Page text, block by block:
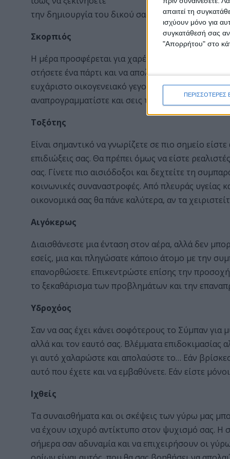
απαιτεί τη
ισχύουν μόνο για
συγκατάθεσή σας
"Απορρήτου" στο
ΠΕΡΙΣΣΟΤΕΡΕΣ
την δημιουργία του δικού σας ιστότοπου.
Σκορπιός
Η μέρα προσφέρεται για χαρές και γλέντια! Είναι
στήσετε ένα πάρτι και να απολαύσετε την
ευχάριστο οικογενειακό γεγονός θα σας δώσει
αναπρογραμματίστε και σεις τις δράσεις, ώστε να
Τοξότης
Είναι σημαντικό να γνωρίζετε σε πιο σημείο
επιδιώξεις σας. Θα πρέπει όμως να είστε
σας. Γίνετε πιο αισιόδοξοι και δεχτείτε τη
κοινωνικές συναναστροφές. Από πλευράς υγείας
οικονομικά σας θα πάνε καλύτερα, αν τα
Αιγόκερως
Διαισθάνεστε μια ένταση στον αέρα, αλλά δεν
εσείς, μια και πληγώσατε κάποιο άτομο με την
επανορθώσετε. Επικεντρώστε επίσης την
το ξεκαθάρισμα των προβλημάτων και την
Υδροχόος
Σαν να σας έχει κάνει σοφότερους το Σύμπαν για
αλλά και τον εαυτό σας. Βλέμματα
γι αυτό χαλαρώστε και απολαύστε το… Εάν
αυτό που έχετε και να εμβαθύνετε. Εάν είστε
Ιχθείς
Τα συναισθήματα και οι σκέψεις των γύρω μας
να έχουν ισχυρό αντίκτυπο στον ψυχισμό σας.
σήμερα σαν αδυναμία και να επιχειρήσουν οι